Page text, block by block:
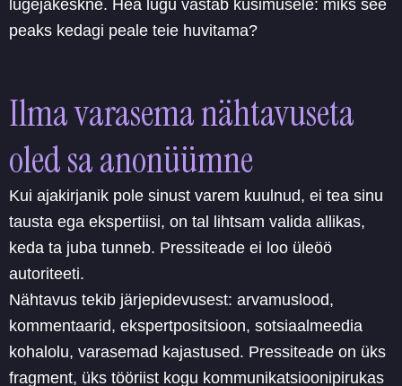
lugejakeskne. Hea lugu vastab küsimusele: miks see
peaks kedagi peale teie huvitama?
Ilma varasema nähtavuseta
oled sa anonüümne
Kui ajakirjanik pole sinust varem kuulnud, ei tea sinu
tausta ega ekspertiisi, on tal lihtsam valida allikas,
keda ta juba tunneb. Pressiteade ei loo üleöö
autoriteeti.
Nähtavus tekib järjepidevusest: arvamuslood,
kommentaarid, ekspertpositsioon, sotsiaalmeedia
kohalolu, varasemad kajastused. Pressiteade on üks
fragment, üks tööriist kogu kommunikatsioonipirukas